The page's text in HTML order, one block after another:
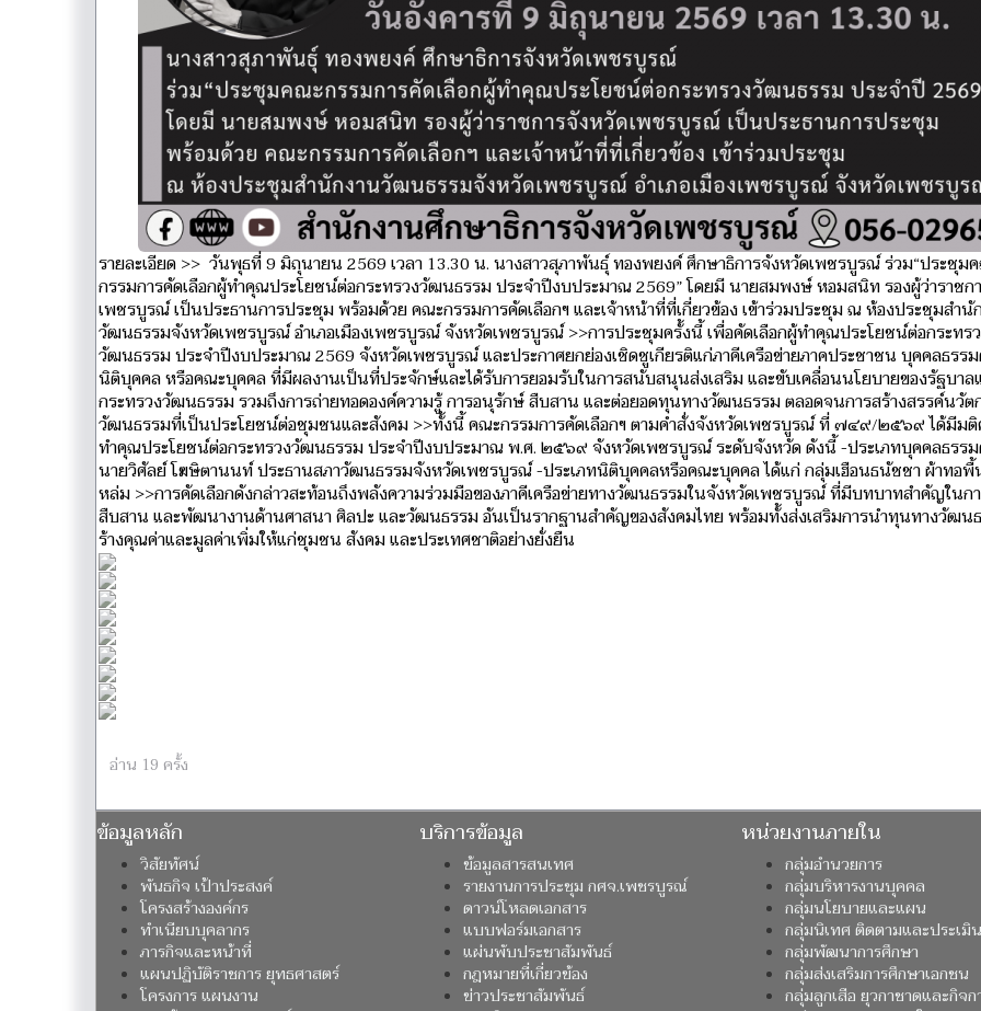
รายละเอียด >> วันพุธที่ 9 มิถุนายน 2569 เวลา 13.30 น. นางสาวสุภาพันธ์ุ ทองพยงค์ ศึกษาธิการจังหวัดเพชรบูรณ์ ร่วม“ประชุม
กรรมการคัดเลือกผู้ทำคุณประโยชน์ต่อกระทรวงวัฒนธรรม ประจำปีงบประมาณ 2569” โดยมี นายสมพงษ์ หอมสนิท รองผู้ว่าราชก
เพชรบูรณ์ เป็นประธานการประชุม พร้อมด้วย คณะกรรมการคัดเลือกฯ และเจ้าหน้าที่ที่เกี่ยวข้อง เข้าร่วมประชุม ณ ห้องประชุมสำนั
วัฒนธรรมจังหวัดเพชรบูรณ์ อำเภอเมืองเพชรบูรณ์ จังหวัดเพชรบูรณ์ >>การประชุมครั้งนี้ เพื่อคัดเลือกผู้ทำคุณประโยชน์ต่อกระทร
วัฒนธรรม ประจำปีงบประมาณ 2569 จังหวัดเพชรบูรณ์ และประกาศยกย่องเชิดชูเกียรติแก่ภาคีเครือข่ายภาคประชาชน บุคคลธรร
นิติบุคคล หรือคณะบุคคล ที่มีผลงานเป็นที่ประจักษ์และได้รับการยอมรับในการสนับสนุนส่งเสริม และขับเคลื่อนนโยบายของรัฐบาล
กระทรวงวัฒนธรรม รวมถึงการถ่ายทอดองค์ความรู้ การอนุรักษ์ สืบสาน และต่อยอดทุนทางวัฒนธรรม ตลอดจนการสร้างสรรค์นวัต
วัฒนธรรมที่เป็นประโยชน์ต่อชุมชนและสังคม >>ทั้งนี้ คณะกรรมการคัดเลือกฯ ตามคำสั่งจังหวัดเพชรบูรณ์ ที่ ๗๔๙/๒๕๖๙ ได้มีมติ
ทำคุณประโยชน์ต่อกระทรวงวัฒนธรรม ประจำปีงบประมาณ พ.ศ. ๒๕๖๙ จังหวัดเพชรบูรณ์ ระดับจังหวัด ดังนี้ -ประเภทบุคคลธรรม
นายวิศัลย์ โฆษิตานนท์ ประธานสภาวัฒนธรรมจังหวัดเพชรบูรณ์ -ประเภทนิติบุคคลหรือคณะบุคคล ได้แก่ กลุ่มเฮือนธนัชชา ผ้าทอพื้
หล่ม >>การคัดเลือกดังกล่าวสะท้อนถึงพลังความร่วมมือของภาคีเครือข่ายทางวัฒนธรรมในจังหวัดเพชรบูรณ์ ที่มีบทบาทสำคัญในก
สืบสาน และพัฒนางานด้านศาสนา ศิลปะ และวัฒนธรรม อันเป็นรากฐานสำคัญของสังคมไทย พร้อมทั้งส่งเสริมการนำทุนทางวัฒน
ร้างคุณค่าและมูลค่าเพิ่มให้แก่ชุมชน สังคม และประเทศชาติอย่างยั่งยืน
อ่าน 19 ครั้ง
ข้อมูลหลัก
วิสัยทัศน์
พันธกิจ เป้าประสงค์
โครงสร้างองค์กร
ทำเนียบบุคลากร
ภารกิจและหน้าที่
แผนปฏิบัติราชการ ยุทธศาสตร์
โครงการ แผนงาน
บริการข้อมูล
ข้อมูลสารสนเทศ
รายงานการประชุม กศจ.เพชรบูรณ์
ดาวน์โหลดเอกสาร
แบบฟอร์มเอกสาร
แผ่นพับประชาสัมพันธ์
กฎหมายที่เกี่ยวข้อง
ข่าวประชาสัมพันธ์
หน่วยงานภายใน
กลุ่มอำนวยการ
กลุ่มบริหารงานบุคคล
กลุ่มนโยบายและแผน
กลุ่มนิเทศ ติดตามและประเมิ
กลุ่มพัฒนาการศึกษา
กลุ่มส่งเสริมการศึกษาเอกชน
กลุ่มลูกเสือ ยุวกาชาดและกิจก